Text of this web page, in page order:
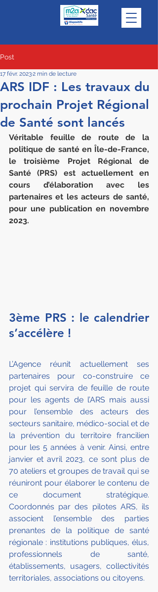
Post
ARS IDF : Les travaux du
prochain Projet Régional
de Santé sont lancés
17 févr. 20232 min de lecture
Véritable feuille de route de la
politique de santé en Île-de-France,
le troisième Projet Régional de
Santé (PRS) est actuellement en
cours d’élaboration avec les
partenaires et les acteurs de santé,
pour une publication en novembre
2023.
3ème PRS : le calendrier
s’accélère !
L’Agence réunit actuellement ses
partenaires pour co-construire ce
projet qui servira de feuille de route
pour les agents de l’ARS mais aussi
pour l’ensemble des acteurs des
secteurs sanitaire, médico-social et de
la prévention du territoire francilien
pour les 5 années à venir. Ainsi, entre
janvier et avril 2023, ce sont plus de
70 ateliers et groupes de travail qui se
réuniront pour élaborer le contenu de
ce document stratégique.
Coordonnés par des pilotes ARS, ils
associent l’ensemble des parties
prenantes de la politique de santé
régionale : institutions publiques, élus,
professionnels de santé,
établissements, usagers, collectivités
territoriales, associations ou citoyens.